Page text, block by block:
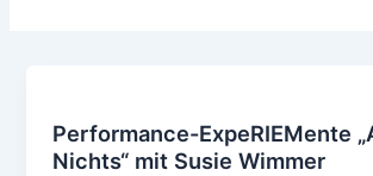
Performance-ExpeRIEMente
Nichts“ mit Susie Wimmer